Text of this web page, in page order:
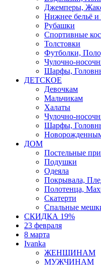
Джемперы,
Нижнее бельё и
Рубашки
Спортивные
Толстовки
Футболки,
Чулочно-
Шарфы,
ДЕТСКОЕ
Девочкам
Мальчикам
Халаты
Чулочно-
Шарфы,
ДОМ
Постельные
Подушки
Одеяла
Покрывала,
Полотенца,
Скатерти
Спальные
СКИДКА 19%
23 февраля
8 марта
Ivanka
ЖЕНЩИНАМ
МУЖЧИНАМ